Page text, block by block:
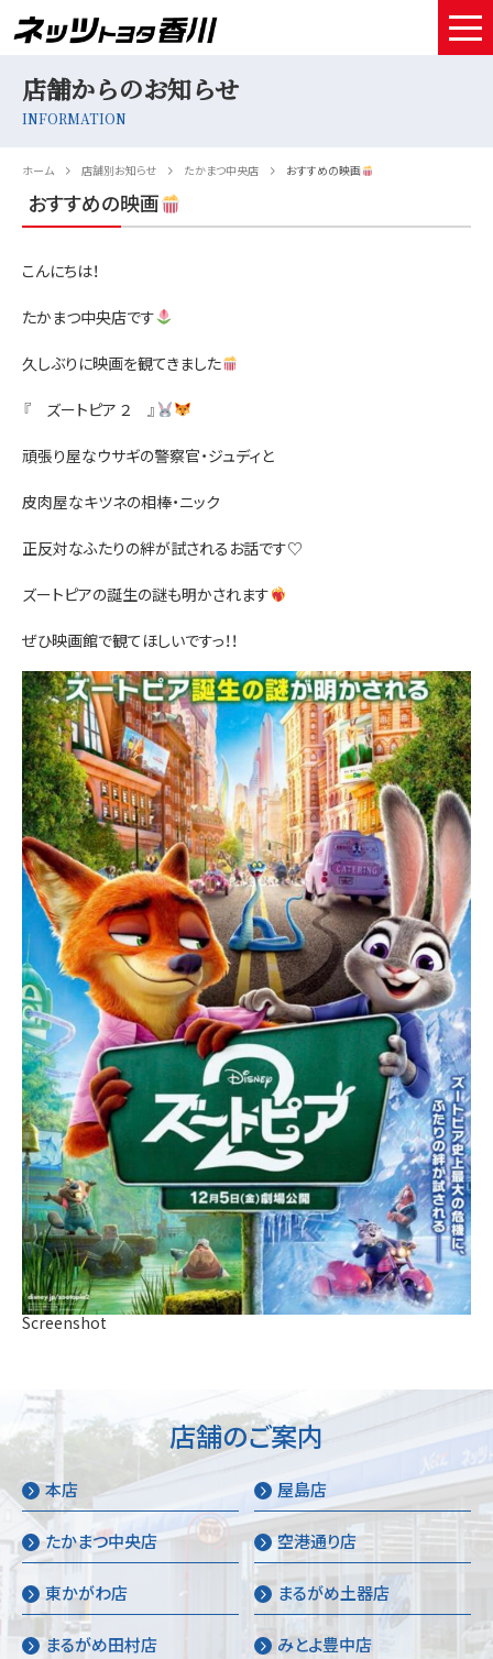
採用情報
店舗からのお知らせ
INFORMATION
ホーム 店舗別お知らせ たかまつ中央店 おすすめの映画
おすすめの映画
こんにちは！
たかまつ中央店です
久しぶりに映画を観てきました
『 ズートピア ２ 』
頑張り屋なウサギの警察官・ジュディと
皮肉屋なキツネの相棒・ニック
正反対なふたりの絆が試されるお話です♡
ズートピアの誕生の謎も明かされます
ぜひ映画館で観てほしいですっ！！
Screenshot
店舗のご案内
本店 屋島店
たかまつ中央店 空港通り店
東かがわ店 まるがめ土器店
まるがめ田村店 みとよ豊中店